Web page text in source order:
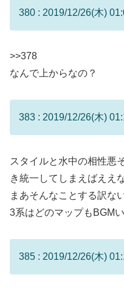
380 : 2019/12/26(木)
>>378
なんで上からなの？
383 : 2019/12/26(木)
スタイルと水中の相性悪
き統一してしまえばええ
まあそんなことする訳な
3系はどのマップもBGM
385 : 2019/12/26(木)